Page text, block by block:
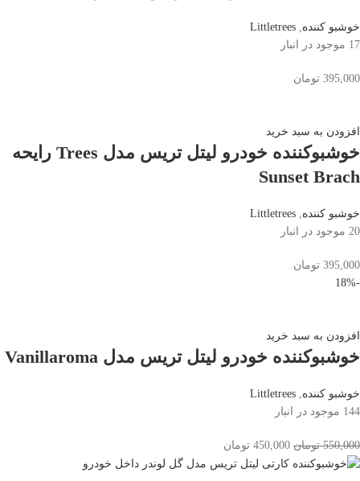
خوشبو کننده,
Littletrees
17 موجود در انبار
395,000 تومان
افزودن به سبد خرید
خوشبوکننده خودرو لیتل تریس مدل Trees رایحه
Sunset Brach
خوشبو کننده,
Littletrees
20 موجود در انبار
395,000 تومان
-18%
افزودن به سبد خرید
خوشبوکننده خودرو لیتل تریس مدل Vanillaroma
خوشبو کننده,
Littletrees
144 موجود در انبار
550,000 تومان 450,000 تومان